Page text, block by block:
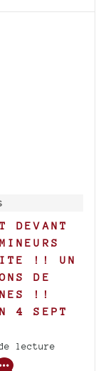
DEVANT
!! UN
DE
!!
4 SEPT
lecture